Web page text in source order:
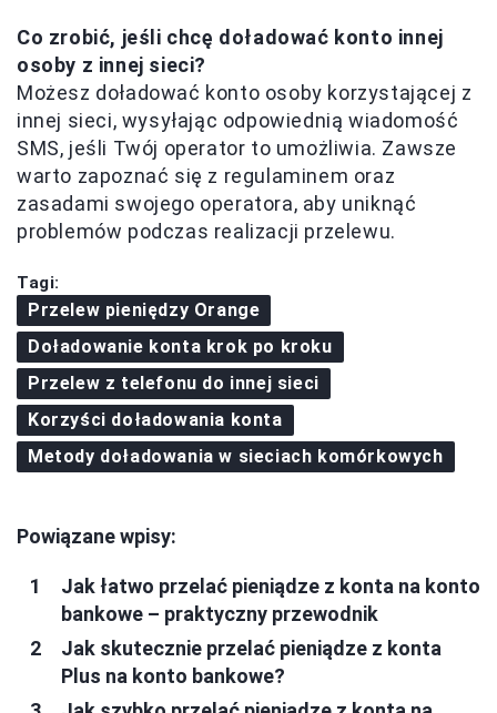
Co zrobić, jeśli chcę doładować konto innej
osoby z innej sieci?
Możesz doładować konto osoby korzystającej z
innej sieci, wysyłając odpowiednią wiadomość
SMS, jeśli Twój operator to umożliwia. Zawsze
warto zapoznać się z regulaminem oraz
zasadami swojego operatora, aby uniknąć
problemów podczas realizacji przelewu.
Tagi:
Przelew pieniędzy Orange
Doładowanie konta krok po kroku
Przelew z telefonu do innej sieci
Korzyści doładowania konta
Metody doładowania w sieciach komórkowych
Powiązane wpisy:
Jak łatwo przelać pieniądze z konta na konto
bankowe – praktyczny przewodnik
Jak skutecznie przelać pieniądze z konta
Plus na konto bankowe?